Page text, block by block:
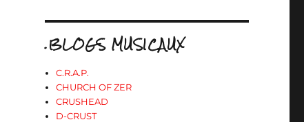
.BLOGS MUSICAUX
C.R.A.P.
CHURCH OF ZER
CRUSHEAD
D-CRUST